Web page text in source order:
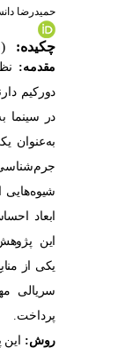
حمیدرضا
چکیده: (۱۱۱۵ مشاهده)
مقدمه:
دورکیم
در سینما
به‌‌عنوان
شیوه‌‌هایی
ابعاد
این
یکی از
سریالی
پرداخت.
روش: